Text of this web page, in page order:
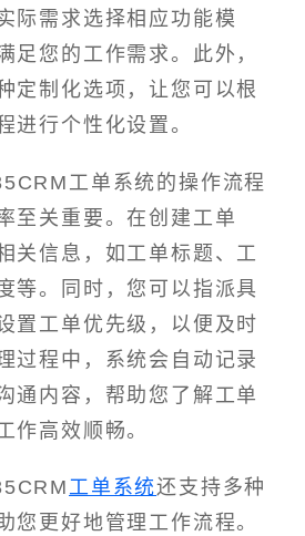
际需求选择相应功能模
足您的工作需求。此外，
定制化选项，让您可以根
进行个性化设置。
工单系统的操作流程
至关重要。在创建工单
关信息，如工单标题、工
等。同时，您可以指派具
置工单优先级，以便及时
过程中，系统会自动记录
通内容，帮助您了解工单
作高效顺畅。
工单系统还支持多种
您更好地管理工作流程。